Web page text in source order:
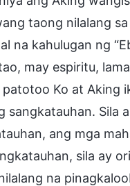
taong nilalang
na kahulugan ng
may espiritu,
patotoo Ko at Aking
sangkatauhan. Sila
ang mga
sila ay
na